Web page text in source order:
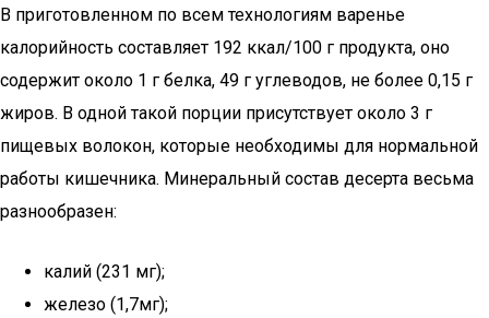
В приготовленном по всем технологиям варенье
калорийность составляет 192 ккал/100 г продукта, оно
содержит около 1 г белка, 49 г углеводов, не более 0,15 г
жиров. В одной такой порции присутствует около 3 г
пищевых волокон, которые необходимы для нормальной
работы кишечника. Минеральный состав десерта весьма
разнообразен:
калий (231 мг);
железо (1,7мг);